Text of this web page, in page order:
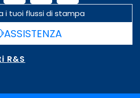
i tuoi flussi di stampa
ASSISTENZA
R&S